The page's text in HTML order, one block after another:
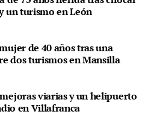
un turismo en León
de 40 años tras una
dos turismos en Mansilla
viarias y un helipuerto
en Villafranca